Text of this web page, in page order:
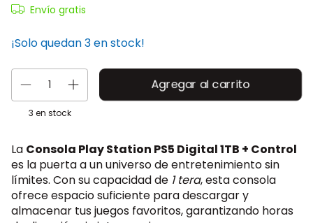
Envío gratis
¡Solo quedan3en stock!
3 en stock
La Consola Play Station PS5 Digital 1TB + Control
es la puerta a un universo de entretenimiento sin
límites. Con su capacidad de 1 tera, esta consola
ofrece espacio suficiente para descargar y
almacenar tus juegos favoritos, garantizando horas